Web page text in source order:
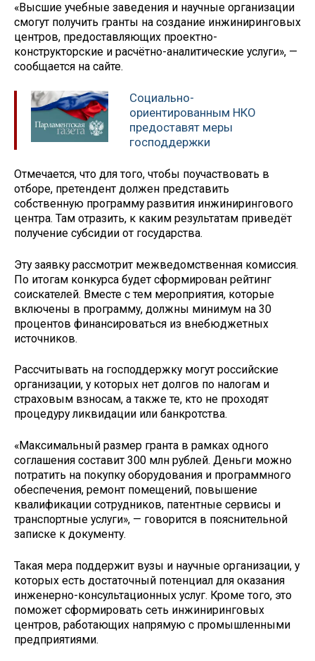
«Высшие учебные заведения и научные организации
смогут получить гранты на создание инжиниринговых
центров, предоставляющих проектно-
конструкторские и расчётно-аналитические услуги», —
сообщается на сайте.
Социально-
ориентированным НКО
предоставят меры
господдержки
Отмечается, что для того, чтобы поучаствовать в
отборе, претендент должен представить
собственную программу развития инжинирингового
центра. Там отразить, к каким результатам приведёт
получение субсидии от государства.
Эту заявку рассмотрит межведомственная комиссия.
По итогам конкурса будет сформирован рейтинг
соискателей. Вместе с тем мероприятия, которые
включены в программу, должны минимум на 30
процентов финансироваться из внебюджетных
источников.
Рассчитывать на господдержку могут российские
организации, у которых нет долгов по налогам и
страховым взносам, а также те, кто не проходят
процедуру ликвидации или банкротства.
«Максимальный размер гранта в рамках одного
соглашения составит 300 млн рублей. Деньги можно
потратить на покупку оборудования и программного
обеспечения, ремонт помещений, повышение
квалификации сотрудников, патентные сервисы и
транспортные услуги», — говорится в пояснительной
записке к документу.
Такая мера поддержит вузы и научные организации, у
которых есть достаточный потенциал для оказания
инженерно-консультационных услуг. Кроме того, это
поможет сформировать сеть инжиниринговых
центров, работающих напрямую с промышленными
предприятиями.